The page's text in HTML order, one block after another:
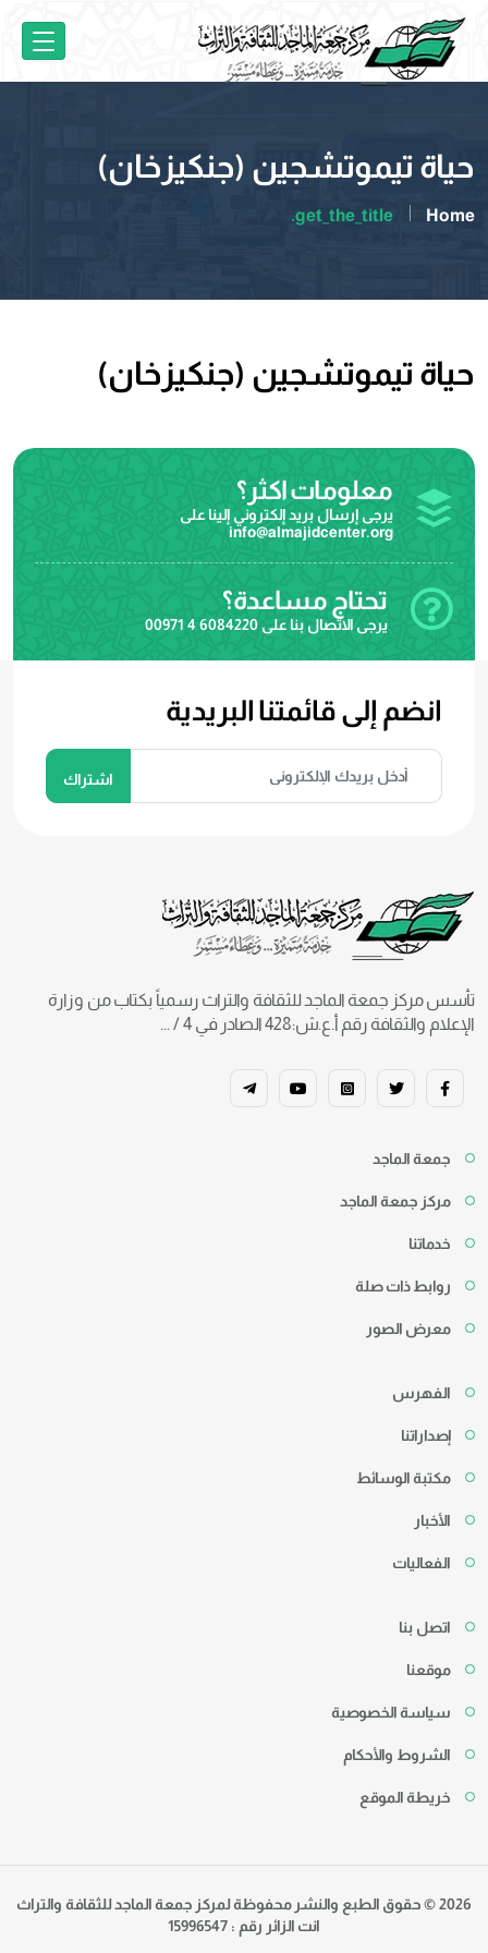
حياة تيموتشجين (جنكيزخان)
Home
get_the_title.
حياة تيموتشجين (جنكيزخان)
معلومات اكثر؟
يرجى إرسال بريد إلكتروني إلينا على
info@almajidcenter.org
تحتاج مساعدة؟
يرجى الاتصال بنا على 00971 4 6084220
انضم إلى قائمتنا البريدية
تأسس مركز جمعة الماجد للثقافة والتراث رسمياً بكتاب من وزارة
الإعلام والثقافة رقم أ.ع.ش:428 الصادر في 4 / ...
جمعة الماجد
مركز جمعة الماجد
خدماتنا
روابط ذات صلة
معرض الصور
الفهرس
إصداراتنا
مكتبة الوسائط
الأخبار
الفعاليات
اتصل بنا
موقعنا
سياسة الخصوصية
الشروط والأحكام
خريطة الموقع
2026 © حقوق الطبع والنشر محفوظة لمركز جمعة الماجد للثقافة والتراث
انت الزائر رقم : 15996547